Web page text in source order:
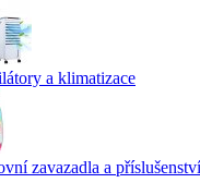
a klimatizace
zavazadla a příslušenství